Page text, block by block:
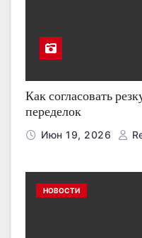
Как согласовать
переделок
Июн 19, 2026
НОВОСТИ